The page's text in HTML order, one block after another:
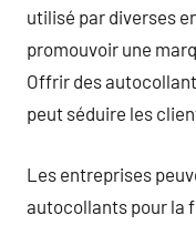
utilisé par diverses
promouvoir une
Offrir des
peut séduire les
Les entreprises
autocollants pour la